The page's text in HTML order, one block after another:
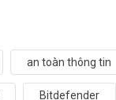
an toàn thông tin
Bitdefender